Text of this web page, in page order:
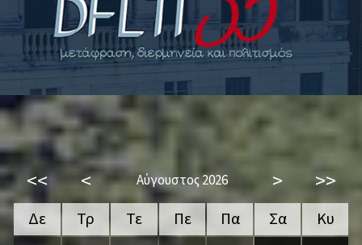
<< < Αύγουστος 2026 > >>
Δε Τρ Τε Πε Πα Σα
Κυ